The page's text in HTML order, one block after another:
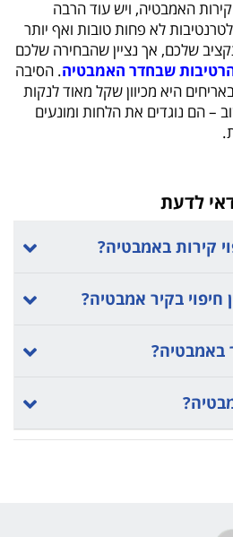
האמבטיה, ויש עוד הרבה
לא פחות טובות ואף יותר
שלכם, אך נציין שהבחירה שלכם
שבחדר האמבטיה. הסיבה
היא מכיוון שקל מאוד לנקות
– הם נוגדים את הלחות ומונעים
לדעת
קירות באמבטיה?
חיפוי בקיר אמבטיה?
באמבטיה?